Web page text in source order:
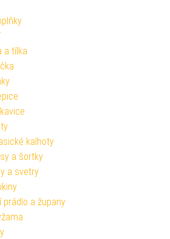
a tílka
kalhoty
a šortky
a svetry
prádlo a župany